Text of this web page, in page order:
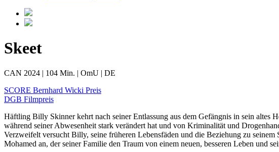
Skeet
CAN 2024 | 104 Min. | OmU | DE
SCORE Bernhard Wicki Preis
DGB Filmpreis
Häftling Billy Skinner kehrt nach seiner Entlassung aus dem Gefängnis in sein altes
während seiner Abwesenheit stark verändert hat und von Kriminalität und
Verzweifelt versucht Billy, seine früheren Lebensfäden und die Beziehung zu
Mohamed an, der seiner Familie den Traum von einem neuen, besseren Leben und